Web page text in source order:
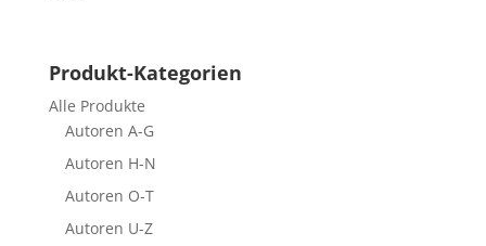
Produkt-Kategorien
Alle Produkte
Autoren A-G
Autoren H-N
Autoren O-T
Autoren U-Z